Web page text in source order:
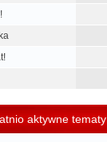
aktywne tematy